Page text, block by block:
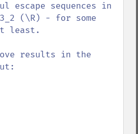
escape sequences in
(\R) - for some
least.
results in the